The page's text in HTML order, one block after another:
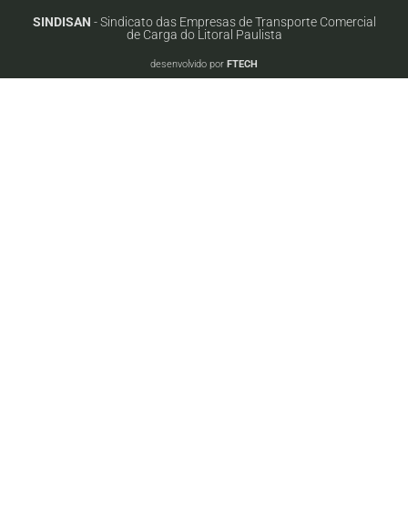
SINDISAN - Sindicato das Empresas de Transporte Comercial
de Carga do Litoral Paulista
desenvolvido por FTECH